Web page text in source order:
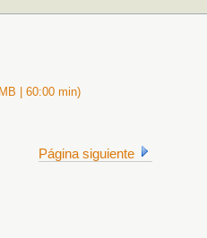
| 60:00 min)
Página siguiente